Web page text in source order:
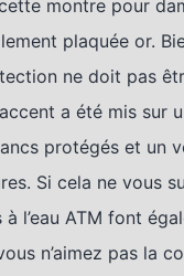
montre pour
plaquée or.
ne doit pas
a été mis sur
protégés et un
Si cela ne vous
l’eau ATM font
n’aimez pas la